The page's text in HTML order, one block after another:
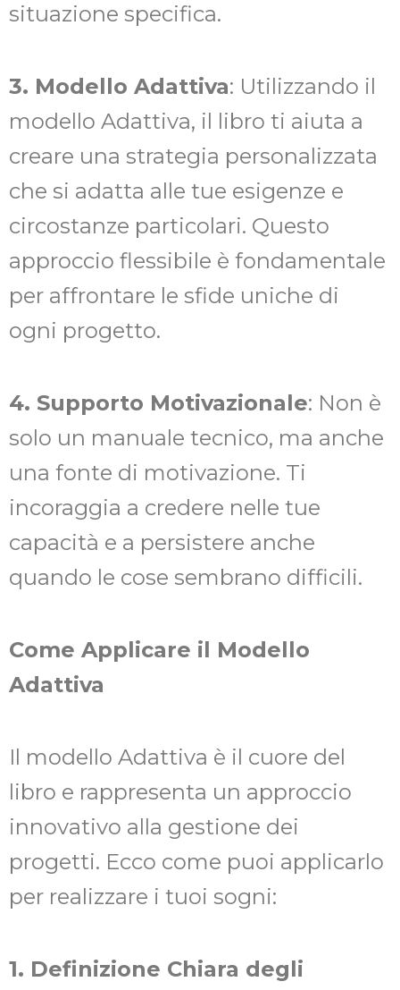
situazione specifica.
3. Modello Adattiva: Utilizzando il
modello Adattiva, il libro ti aiuta a
creare una strategia personalizzata
che si adatta alle tue esigenze e
circostanze particolari. Questo
approccio flessibile è fondamentale
per affrontare le sfide uniche di
ogni progetto.
4. Supporto Motivazionale: Non è
solo un manuale tecnico, ma anche
una fonte di motivazione. Ti
incoraggia a credere nelle tue
capacità e a persistere anche
quando le cose sembrano difficili.
Come Applicare il Modello
Adattiva
Il modello Adattiva è il cuore del
libro e rappresenta un approccio
innovativo alla gestione dei
progetti. Ecco come puoi applicarlo
per realizzare i tuoi sogni:
1. Definizione Chiara degli